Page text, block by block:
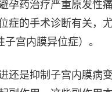
孕药治疗严重原发性
症的手术诊断有关，
宫内膜异位症）。
还是抑制子宫内膜病